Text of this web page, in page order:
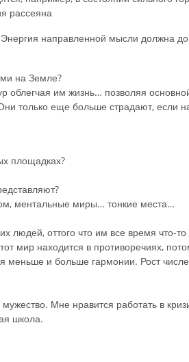
рассеяна
направленной мысли должна
на Земле?
им жизнь… позволяя
только еще больше страдают, если
площадках?
ментальные миры… тонкие места…
оттого что им все время что-
мир находится в противоречиях,
и больше гармонии. Рост
Мне нравится работать в
школа.